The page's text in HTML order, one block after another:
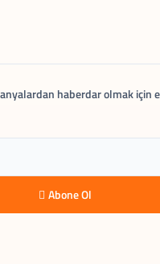
haberdar olmak için
Abone Ol